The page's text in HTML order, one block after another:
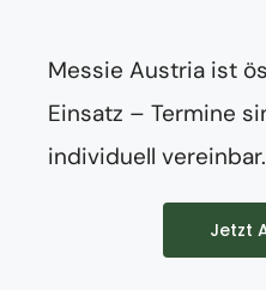
Messie Austria ist
Einsatz – Termine
individuell vereinbar.
Jetzt